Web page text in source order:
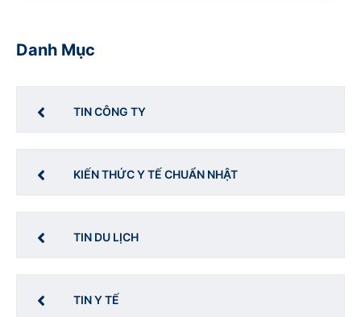
Danh Mục
TIN CÔNG TY
KIẾN THỨC Y TẾ CHUẨN NHẬT
TIN DU LỊCH
TIN Y TẾ